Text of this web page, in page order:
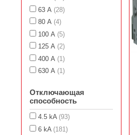
63 А (28)
80 А (4)
100 А (5)
125 А (2)
400 А (1)
630 А (1)
Отключающая
способность
4.5 kA (93)
6 kA (181)